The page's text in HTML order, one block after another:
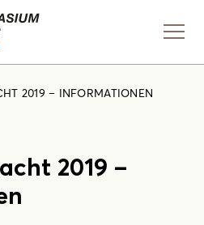
2019 – INFORMATIONEN
2019 –